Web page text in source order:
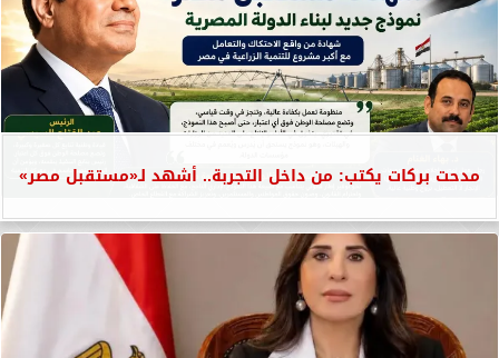
مدحت بركات يكتب: من داخل التجربة.. أشهد لـ«مستقبل مصر»